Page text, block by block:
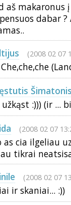
aš makaronus
dabar
(2008 02 07
Šimatonis
:))) (ir ...
(2008 02 07
as cia ilgeliau
tikrai
(2008 02 07
ir skaniai... :))